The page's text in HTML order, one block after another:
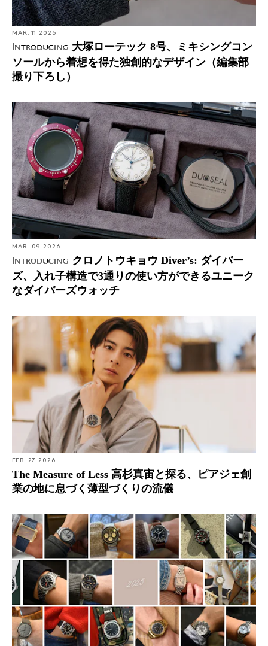
MAR. 11 2026
Introducing 大塚ローテック 8号、ミキシングコン
ソールから着想を得た独創的なデザイン（編集部
撮り下ろし）
MAR. 09 2026
Introducing クロノトウキョウ Diver’s: ダイバー
ズ、入れ子構造で3通りの使い方ができるユニーク
なダイバーズウォッチ
FEB. 27 2026
The Measure of Less 高杉真宙と探る、ピアジェ創
業の地に息づく薄型づくりの流儀